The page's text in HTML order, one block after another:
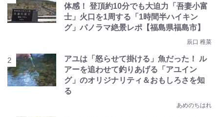
体感！ 登頂約10分でも大迫力「吾妻小富
士」火口を1周する「1時間半ハイキン
グ」パノラマ絶景レポ【福島県福島市】
辰口 稚菜
アユは「怒らせて掛ける」魚だった！ ル
アーを追わせて釣りあげる「アユイン
グ」のオリジナリティ＆おもしろさを知
る
あめのちはれ